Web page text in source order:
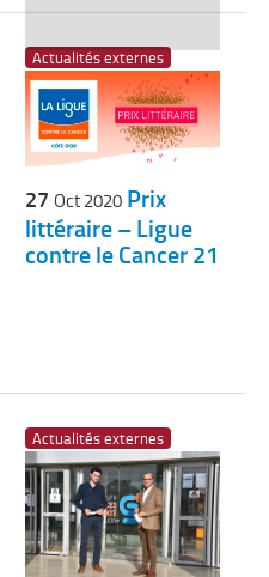
Actualités externes
27 Oct 2020 Prix
littéraire – Ligue
contre le Cancer 21
Actualités externes